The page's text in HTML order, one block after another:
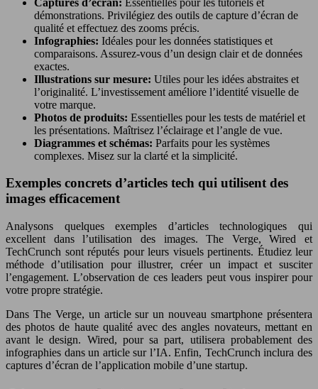
démonstrations. Privilégiez des outils de capture d’écran de
qualité et effectuez des zooms précis.
Infographies: Idéales pour les données statistiques et
comparaisons. Assurez-vous d’un design clair et de données
exactes.
Illustrations sur mesure: Utiles pour les idées abstraites et
l’originalité. L’investissement améliore l’identité visuelle de
votre marque.
Photos de produits: Essentielles pour les tests de matériel et
les présentations. Maîtrisez l’éclairage et l’angle de vue.
Diagrammes et schémas: Parfaits pour les systèmes
complexes. Misez sur la clarté et la simplicité.
Exemples concrets d’articles tech qui utilisent des
images efficacement
Analysons quelques exemples d’articles technologiques qui
excellent dans l’utilisation des images. The Verge, Wired et
TechCrunch sont réputés pour leurs visuels pertinents. Étudiez leur
méthode d’utilisation pour illustrer, créer un impact et susciter
l’engagement. L’observation de ces leaders peut vous inspirer pour
votre propre stratégie.
Dans The Verge, un article sur un nouveau smartphone présentera
des photos de haute qualité avec des angles novateurs, mettant en
avant le design. Wired, pour sa part, utilisera probablement des
infographies dans un article sur l’IA. Enfin, TechCrunch inclura des
captures d’écran de l’application mobile d’une startup.